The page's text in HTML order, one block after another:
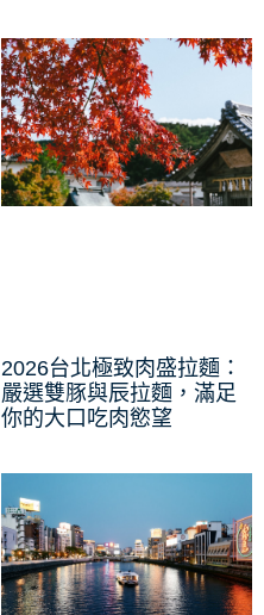
2026台北極致肉盛拉麵：
嚴選雙豚與辰拉麵，滿足
你的大口吃肉慾望